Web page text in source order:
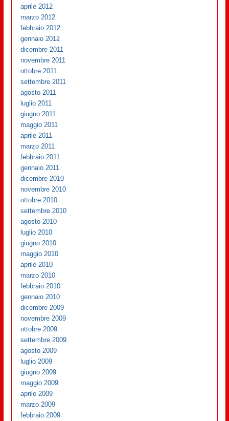
aprile 2012
marzo 2012
febbraio 2012
gennaio 2012
dicembre 2011
novembre 2011
ottobre 2011
settembre 2011
agosto 2011
luglio 2011
giugno 2011
maggio 2011
aprile 2011
marzo 2011
febbraio 2011
gennaio 2011
dicembre 2010
novembre 2010
ottobre 2010
settembre 2010
agosto 2010
luglio 2010
giugno 2010
maggio 2010
aprile 2010
marzo 2010
febbraio 2010
gennaio 2010
dicembre 2009
novembre 2009
ottobre 2009
settembre 2009
agosto 2009
luglio 2009
giugno 2009
maggio 2009
aprile 2009
marzo 2009
febbraio 2009